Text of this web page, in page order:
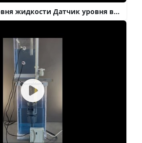
Контроллер уровня жидкости Датчик уровня воды